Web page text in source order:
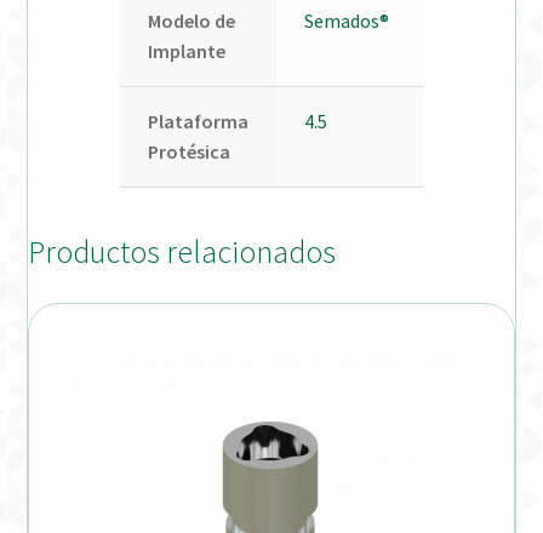
Modelo de
Implante
Semados®
Plataforma
Protésica
4.5
Productos relacionados